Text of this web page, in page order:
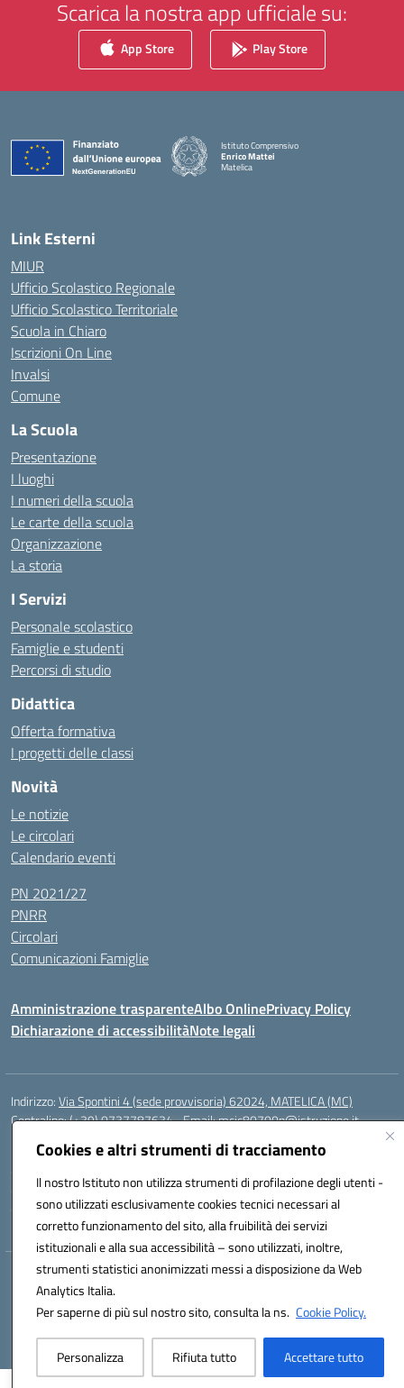
Cookies e altri strumenti di tracciamento
Il nostro Istituto non utilizza strumenti di profilazione degli utenti -
sono utilizzati esclusivamente cookies tecnici necessari al
corretto funzionamento del sito, alla fruibilità dei servizi
istituzionali e alla sua accessibilità – sono utilizzati, inoltre,
strumenti statistici anonimizzati messi a disposizione da Web
Analytics Italia.
Per saperne di più sul nostro sito, consulta la ns. Cookie Policy.
Personalizza Rifiuta tutto Accettare tutto
Scarica la nostra app ufficiale su:
App Store Play Store
Istituto Comprensivo
Enrico Mattei
Matelica
Link Esterni
MIUR
Ufficio Scolastico Regionale
Ufficio Scolastico Territoriale
Scuola in Chiaro
Iscrizioni On Line
Invalsi
Comune
La Scuola
Presentazione
I luoghi
I numeri della scuola
Le carte della scuola
Organizzazione
La storia
I Servizi
Personale scolastico
Famiglie e studenti
Percorsi di studio
Didattica
Offerta formativa
I progetti delle classi
Novità
Le notizie
Le circolari
Calendario eventi
PN 2021/27
PNRR
Circolari
Comunicazioni Famiglie
Amministrazione trasparenteAlbo OnlinePrivacy Policy
Dichiarazione di accessibilitàNote legali
Indirizzo:Via Spontini 4 (sede provvisoria) 62024, MATELICA (MC)
Centralino:(+39) 0737787634 Email:mcic80700n@istruzione.it
Codice meccanografico:MCIC80700N
Codice unico di fatturazione (CUF): UF5MY2
Hosting & Powered by 3D Solution S.r.l.
Concept & Design by Designers Italia